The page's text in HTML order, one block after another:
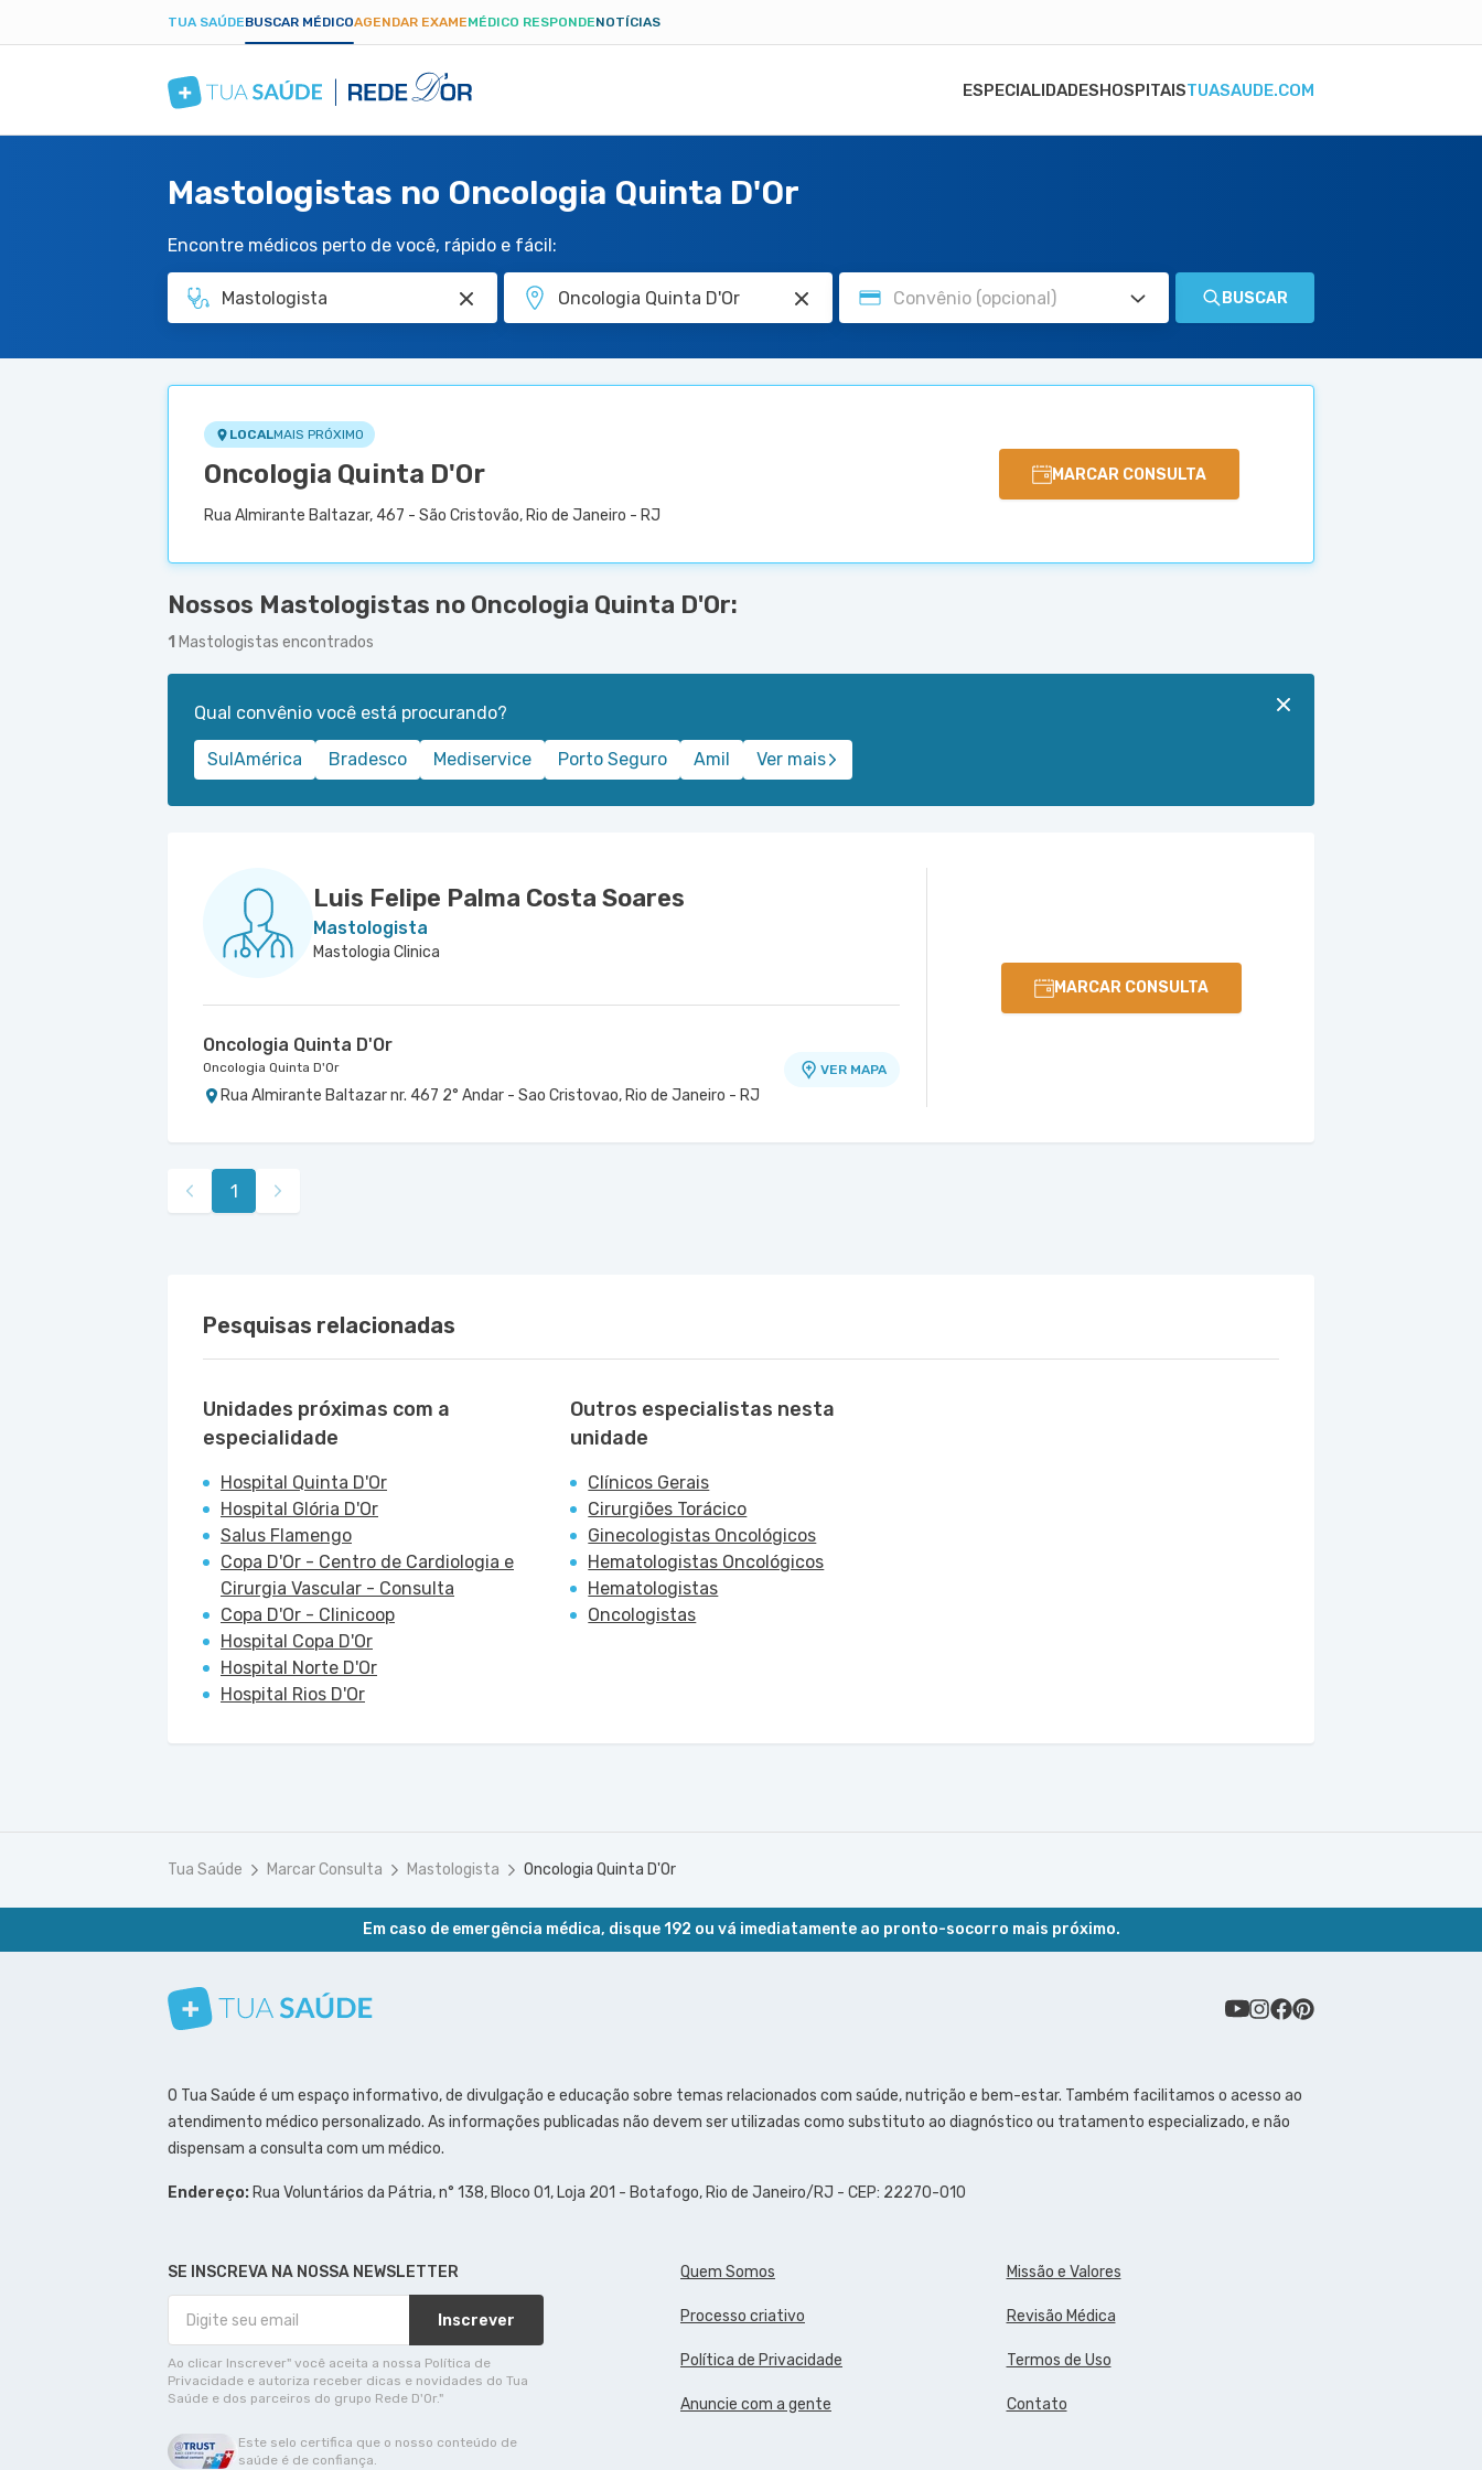
TUA SAÚDEBUSCAR MÉDICOAGENDAR EXAMEMÉDICO RESPONDENOTÍCIAS
ESPECIALIDADESHOSPITAISTUASAUDE.COM
Mastologistas no Oncologia Quinta D'Or
Encontre médicos perto de você, rápido e fácil:
BUSCAR
LOCALMAIS PRÓXIMO
Oncologia Quinta D'Or
Rua Almirante Baltazar, 467 - São Cristovão, Rio de Janeiro - RJ
MARCAR CONSULTA
Nossos Mastologistas no Oncologia Quinta D'Or:
1 Mastologistas encontrados
Qual convênio você está procurando?
SulAmérica Bradesco Mediservice Porto Seguro Amil Ver mais
Luis Felipe Palma Costa Soares
Mastologista
Mastologia Clinica
MARCAR CONSULTA
Oncologia Quinta D'Or
Oncologia Quinta D'Or
Rua Almirante Baltazar nr. 467 2° Andar - Sao Cristovao, Rio de Janeiro - RJ
VER MAPA
1
Pesquisas relacionadas
Unidades próximas com a
especialidade
Hospital Quinta D'Or
Hospital Glória D'Or
Salus Flamengo
Copa D'Or - Centro de Cardiologia e
Cirurgia Vascular - Consulta
Copa D'Or - Clinicoop
Hospital Copa D'Or
Hospital Norte D'Or
Hospital Rios D'Or
Outros especialistas nesta
unidade
Clínicos Gerais
Cirurgiões Torácico
Ginecologistas Oncológicos
Hematologistas Oncológicos
Hematologistas
Oncologistas
Tua Saúde Marcar Consulta Mastologista Oncologia Quinta D'Or
Em caso de emergência médica, disque 192 ou vá imediatamente ao pronto-socorro mais próximo.
Conheça nosso canal
Siga a gente no Instagram
Siga a gente no Facebook
Siga a gente no Pinterest
O Tua Saúde é um espaço informativo, de divulgação e educação sobre temas relacionados com saúde, nutrição e bem-estar. Também facilitamos o acesso ao
atendimento médico personalizado. As informações publicadas não devem ser utilizadas como substituto ao diagnóstico ou tratamento especializado, e não
dispensam a consulta com um médico.
Endereço: Rua Voluntários da Pátria, n° 138, Bloco 01, Loja 201 - Botafogo, Rio de Janeiro/RJ - CEP: 22270-010
SE INSCREVA NA NOSSA NEWSLETTER
Inscrever
Ao clicar Inscrever" você aceita a nossa Política de
Privacidade e autoriza receber dicas e novidades do Tua
Saúde e dos parceiros do grupo Rede D'Or."
Quem Somos Missão e Valores
Processo criativo Revisão Médica
Política de Privacidade Termos de Uso
Anuncie com a gente Contato
Este selo certifica que o nosso conteúdo de
saúde é de confiança.